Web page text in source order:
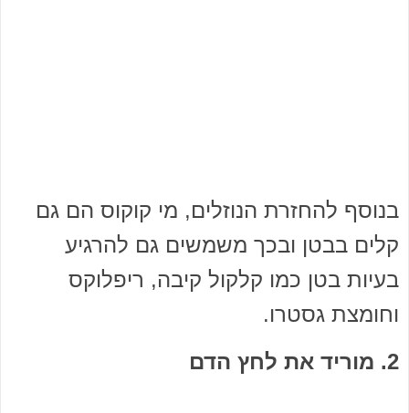
בנוסף להחזרת הנוזלים, מי קוקוס הם גם
קלים בבטן ובכך משמשים גם להרגיע
בעיות בטן כמו קלקול קיבה, ריפלוקס
וחומצת גסטרו.
2. מוריד את לחץ הדם